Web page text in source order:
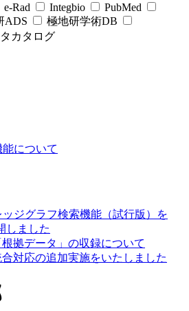
e-Rad Integbio
PubMed
ADS
極地研学術DB
カタログ
について
ッジグラフ検索機能（試行版）を
しました
根拠データ」の収録について
対応の追加実施をいたしました